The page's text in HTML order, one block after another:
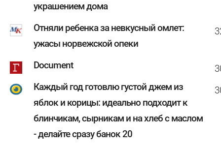
украшением дома
Отняли ребенка за невкусный омлет:
ужасы норвежской опеки
Document
Каждый год готовлю густой джем из
яблок и корицы: идеально подходит к
блинчикам, сырникам и на хлеб с маслом
- делайте сразу банок 20